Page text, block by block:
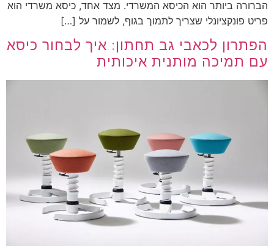
הברורה ביותר הוא הכיסא המשרדי. מצד אחד, כיסא משרדי הוא
פריט פונקציונלי שצריך לתמוך בגוף, לשמור על […]
הפתרון לכאבי גב תחתון: איך לבחור כיסא
עם תמיכה מותנית איכותית